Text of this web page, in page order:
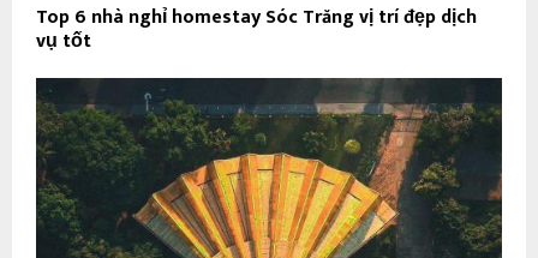
Top 6 nhà nghỉ homestay Sóc Trăng vị trí đẹp dịch
vụ tốt